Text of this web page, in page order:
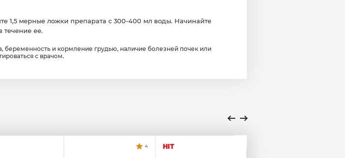
1,5 мерные ложки препарата с 300-400 мл воды. Начинайте
течение ее.
беременность и кормление грудью, наличие болезней почек или
с врачом.
4 HIT